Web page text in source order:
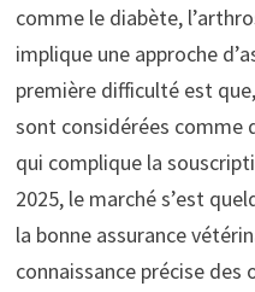
comme le diabète,
implique une approche
première difficulté est
sont considérées comme
qui complique la
2025, le marché s’est
la bonne assurance
connaissance précise